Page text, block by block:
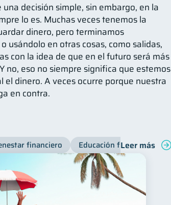
decisión simple, sin embargo, en la
lo es. Muchas veces tenemos la
dinero, pero terminamos
usándolo en otras cosas, como salidas,
con la idea de que en el futuro será más
no, eso no siempre significa que estemos
el dinero. A veces ocurre porque nuestra
en contra.
financiero Educación financiera
Leer más